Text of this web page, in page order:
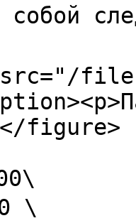
собой
figure>
\